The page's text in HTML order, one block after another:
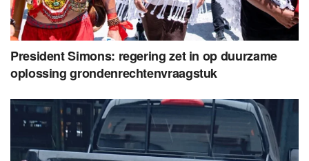
President Simons: regering zet in op duurzame
oplossing grondenrechtenvraagstuk